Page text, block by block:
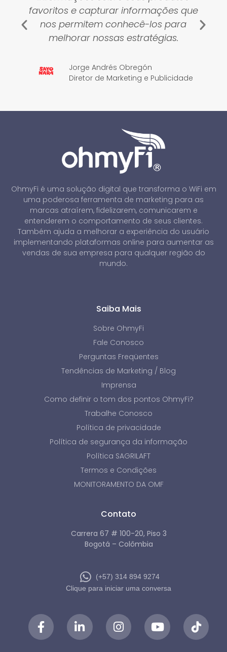
Ela gera valor com a inovação que
oferece em suas estratégias e
serviços.
Peter Burrowes
Gerente de Marca, Trade
Marketing e Patrocínios,
OhmyFi é uma solução digital que transforma o WiFi em
uma poderosa ferramenta de marketing para as
marcas atraírem, fidelizarem, comunicarem e
entenderem o comportamento de seus clientes.
Também ajuda a melhorar a experiência do usuário
implementando plataformas online para aumentar as
vendas de sua empresa para qualquer região do
mundo.
Saiba Mais
Sobre OhmyFi
Fale Conosco
Perguntas Freqüentes
Tendências de Marketing / Blog
Imprensa
Como definir o tom dos pontos OhmyFi?
Trabalhe Conosco
Política de privacidade
Política de segurança da informação
Política SAGRILAFT
Termos e Condições
MONITORAMENTO DA OMF
Contato
Carrera 67 # 100-20, Piso 3
Bogotá – Colômbia
(+57) 314 894 9274
Clique para iniciar uma conversa